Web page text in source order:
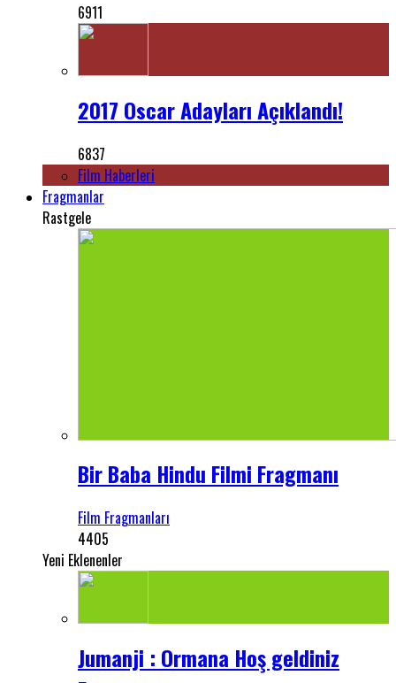
6911
2017 Oscar Adayları Açıklandı!
6837
Film Haberleri
Fragmanlar
Rastgele
Bir Baba Hindu Filmi Fragmanı
Film Fragmanları
4405
Yeni Eklenenler
Jumanji : Ormana Hoş geldiniz